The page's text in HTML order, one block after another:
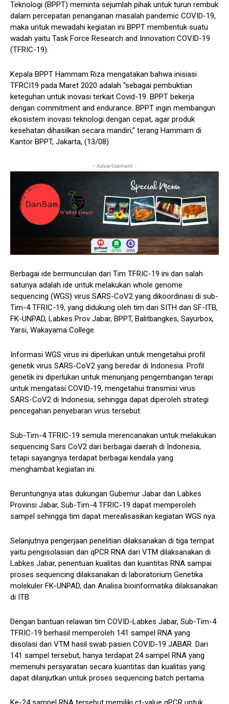
Teknologi (BPPT) meminta sejumlah pihak untuk turun rembuk
dalam percepatan penanganan masalah pandemic COVID-19,
maka untuk mewadahi kegiatan ini BPPT membentuk suatu
wadah yaitu Task Force Research and Innovation COVID-19
(TFRIC-19).
Kepala BPPT Hammam Riza mengatakan bahwa inisiasi
TFRCI19 pada Maret 2020 adalah “sebagai pembuktian
keteguhan untuk inovasi terkait Covid-19. BPPT bekerja
dengan commitment and endurance. BPPT ingin membangun
ekosistem inovasi teknologi dengan cepat, agar produk
kesehatan dihasilkan secara mandiri,” terang Hammam di
Kantor BPPT, Jakarta, (13/08)
- Advertisement -
Berbagai ide bermunculan dari Tim TFRIC-19 ini dan salah
satunya adalah ide untuk melakukan whole genome
sequencing (WGS) virus SARS-CoV2 yang dikoordinasi di sub-
Tim-4 TFRIC-19, yang didukung oleh tim dari SITH dan SF-ITB,
FK-UNPAD, Labkes Prov Jabar, BPPT, Balitbangkes, Sayurbox,
Yarsi, Wakayama College.
Informasi WGS virus ini diperlukan untuk mengetahui profil
genetik virus SARS-CoV2 yang beredar di Indonesia. Profil
genetik ini diperlukan untuk menunjang pengembangan terapi
untuk mengatasi COVID-19, mengetahui transmisi virus
SARS-CoV2 di Indonesia, sehingga dapat diperoleh strategi
pencegahan penyebaran virus tersebut.
Sub-Tim-4 TFRIC-19 semula merencanakan untuk melakukan
sequencing Sars CoV2 dari berbagai daerah di Indonesia,
tetapi sayangnya terdapat berbagai kendala yang
menghambat kegiatan ini.
Beruntungnya atas dukungan Gubernur Jabar dan Labkes
Provinsi Jabar, Sub-Tim-4 TFRIC-19 dapat memperoleh
sampel sehingga tim dapat merealisasikan kegiatan WGS nya.
Selanjutnya pengerjaan penelitian dilaksanakan di tiga tempat
yaitu pengisolasian dan qPCR RNA dari VTM dilaksanakan di
Labkes Jabar, penentuan kualitas dan kuantitas RNA sampai
proses sequencing dilaksanakan di laboratorium Genetika
molekuler FK-UNPAD, dan Analisa bioinformatika dilaksanakan
di ITB.
Dengan bantuan relawan tim COVID-Labkes Jabar, Sub-Tim-4
TFRIC-19 berhasil memperoleh 141 sampel RNA yang
diisolasi dari VTM hasil swab pasien COVID-19 JABAR. Dari
141 sampel tersebut, hanya terdapat 24 sampel RNA yang
memenuhi persyaratan secara kuantitas dan kualitas yang
dapat dilanjutkan untuk proses sequencing batch pertama.